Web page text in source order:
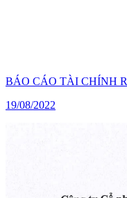
BÁO CÁO TÀI CHÍNH
19/08/2022